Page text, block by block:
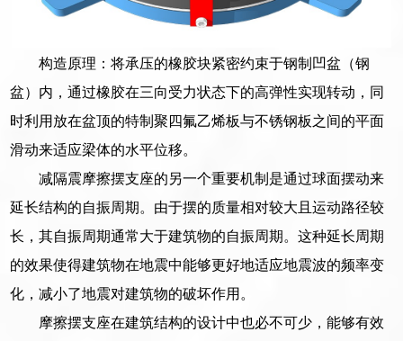
构造原理：将承压的橡胶块紧密约束于钢制凹盆（钢
盆）内，通过橡胶在三向受力状态下的高弹性实现转动，同
时利用放在盆顶的特制聚四氟乙烯板与不锈钢板之间的平面
滑动来适应梁体的水平位移。
减隔震摩擦摆支座的另一个重要机制是通过球面摆动来
延长结构的自振周期。由于摆的质量相对较大且运动路径较
长，其自振周期通常大于建筑物的自振周期。这种延长周期
的效果使得建筑物在地震中能够更好地适应地震波的频率变
化，减小了地震对建筑物的破坏作用。
摩擦摆支座在建筑结构的设计中也必不可少，能够有效